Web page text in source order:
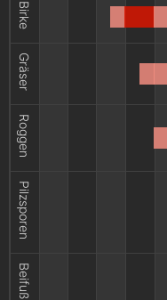
Birke
Gräser
Roggen
Pilzsporen
Beifuß